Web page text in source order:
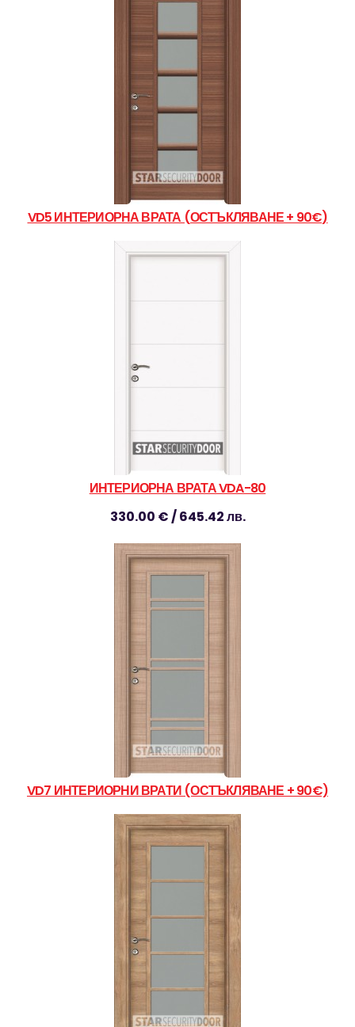
VD5 ИНТЕРИОРНА ВРАТА (ОСТЪКЛЯВАНЕ + 90€)
ИНТЕРИОРНА ВРАТА VDA-80
330.00 € / 645.42 лв.
VD7 ИНТЕРИОРНИ ВРАТИ (ОСТЪКЛЯВАНЕ + 90€)